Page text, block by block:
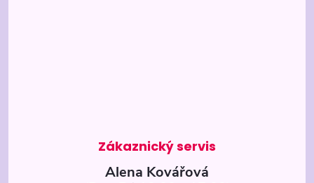
Alena Kovářová